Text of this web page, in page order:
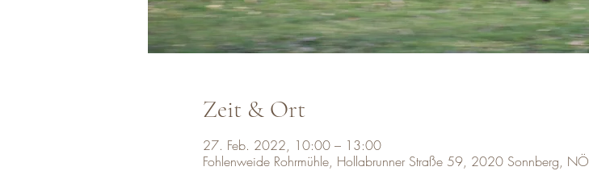
Zeit & Ort
27. Feb. 2022, 10:00 – 13:00
Fohlenweide Rohrmühle, Hollabrunner Straße 59, 2020 Sonnberg, NÖ